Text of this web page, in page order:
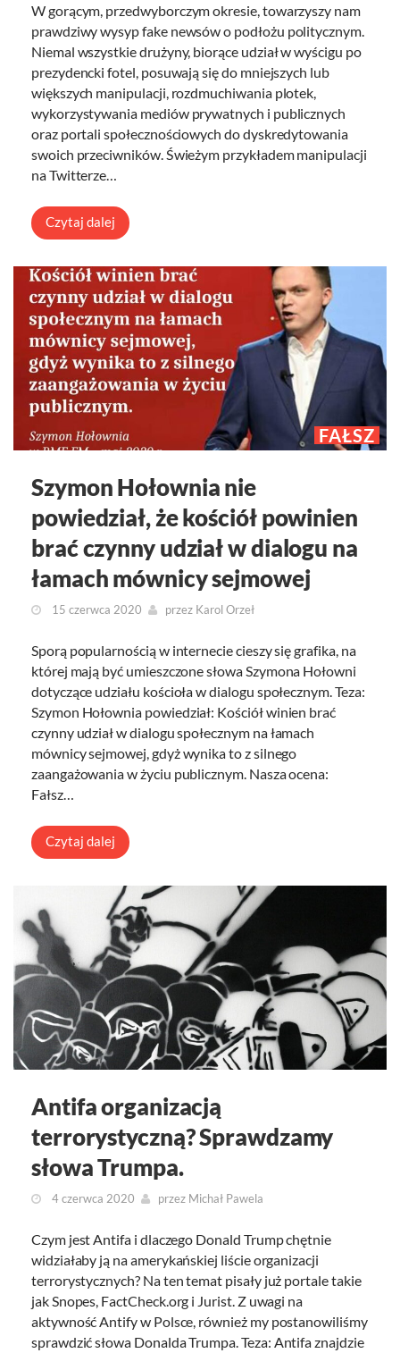
W gorącym, przedwyborczym okresie, towarzyszy nam
prawdziwy wysyp fake newsów o podłożu politycznym.
Niemal wszystkie drużyny, biorące udział w wyścigu po
prezydencki fotel, posuwają się do mniejszych lub
większych manipulacji, rozdmuchiwania plotek,
wykorzystywania mediów prywatnych i publicznych
oraz portali społecznościowych do dyskredytowania
swoich przeciwników. Świeżym przykładem manipulacji
na Twitterze…
Czytaj dalej
FAŁSZ
Szymon Hołownia nie
powiedział, że kościół powinien
brać czynny udział w dialogu na
łamach mównicy sejmowej
15 czerwca 2020 przez Karol Orzeł
Sporą popularnością w internecie cieszy się grafika, na
której mają być umieszczone słowa Szymona Hołowni
dotyczące udziału kościoła w dialogu społecznym. Teza:
Szymon Hołownia powiedział: Kościół winien brać
czynny udział w dialogu społecznym na łamach
mównicy sejmowej, gdyż wynika to z silnego
zaangażowania w życiu publicznym. Nasza ocena:
Fałsz…
Czytaj dalej
Antifa organizacją
terrorystyczną? Sprawdzamy
słowa Trumpa.
4 czerwca 2020 przez Michał Pawela
Czym jest Antifa i dlaczego Donald Trump chętnie
widziałaby ją na amerykańskiej liście organizacji
terrorystycznych? Na ten temat pisały już portale takie
jak Snopes, FactCheck.org i Jurist. Z uwagi na
aktywność Antify w Polsce, również my postanowiliśmy
sprawdzić słowa Donalda Trumpa. Teza: Antifa znajdzie